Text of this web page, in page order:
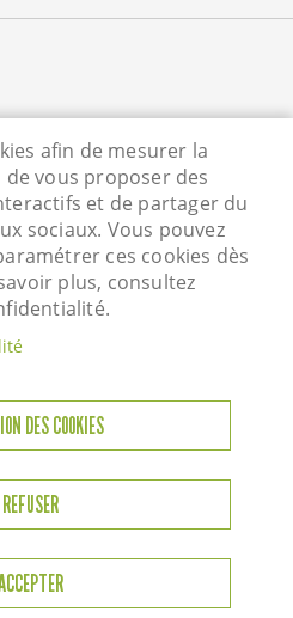
Saint Martin - 95800
01 34 46 72 00
d'ouverture
/ 13h45-17h45
/ 13h45-17h45
: 9h00-12h00
afin de mesurer la
vous proposer des
et de partager du
sociaux. Vous pouvez
ces cookies dès
plus, consultez
DES COOKIES